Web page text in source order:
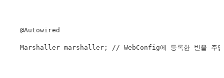
@Autowired
Marshaller marshaller ; // WebConfig에 등록한 빈을 주